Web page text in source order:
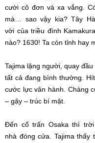
cười cô đơn và xa vắng.
mà… sao vậy kia?Tây
vời của triều đình
nào? 1630! Ta còn tỉnh hay
Tajima lặng người, quay
tất cả đang bình thường .
cước lực vân hành. Chàng
– gậy – trúc bí mật
Đến cổ trấn Osaka thì
nhà đóng cửa . Tajima